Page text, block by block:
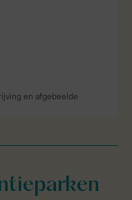
en afgebeelde